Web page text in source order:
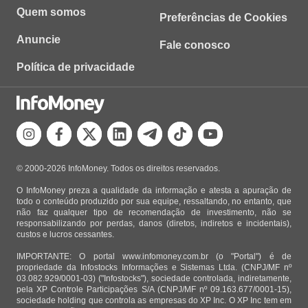
Quem somos
Anuncie
Política de privacidade
Preferências de Cookies
Fale conosco
© 2000-2026 InfoMoney. Todos os direitos reservados.
O InfoMoney preza a qualidade da informação e atesta a apuração de
todo o conteúdo produzido por sua equipe, ressaltando, no entanto, que
não faz qualquer tipo de recomendação de investimento, não se
responsabilizando por perdas, danos (diretos, indiretos e incidentais),
custos e lucros cessantes.
IMPORTANTE: O portal www.infomoney.com.br (o "Portal") é de
propriedade da Infostocks Informações e Sistemas Ltda. (CNPJ/MF nº
03.082.929/0001-03) ("Infostocks"), sociedade controlada, indiretamente,
pela XP Controle Participações S/A (CNPJ/MF nº 09.163.677/0001-15),
sociedade holding que controla as empresas do XP Inc. O XP Inc tem em